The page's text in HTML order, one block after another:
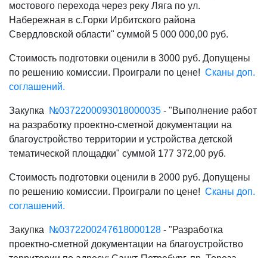
мостового перехода через реку Ляга по ул.
Набережная в с.Горки Ирбитского района
Свердловской области" суммой 5 000 000,00 руб.
Стоимость подготовки оценили в 3000 руб. Допущены
по решению комиссии. Проиграли по цене! Сканы доп.
соглашений.
Закупка №0372200093018000035 - "Выполнение работ
на разработку проектно-сметной документации на
благоустройство территории и устройства детской
тематической площадки" суммой 177 372,00 руб.
Стоимость подготовки оценили в 2000 руб. Допущены
по решению комиссии. Проиграли по цене! Сканы доп.
соглашений.
Закупка №0372200247618000128 - "Разработка
проектно-сметной документации на благоустройство